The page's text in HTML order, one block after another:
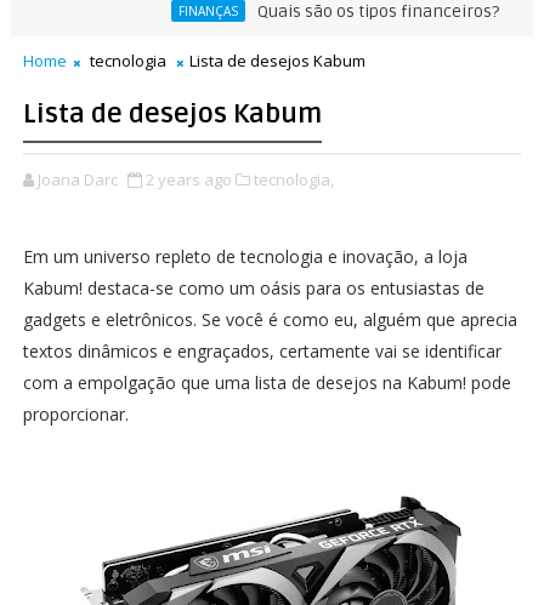
FINANÇAS Quais são os tipos financeiros?
Home tecnologia Lista de desejos Kabum
Lista de desejos Kabum
Joana Darc 2 years ago tecnologia,
Em um universo repleto de tecnologia e inovação, a loja
Kabum! destaca-se como um oásis para os entusiastas de
gadgets e eletrônicos. Se você é como eu, alguém que aprecia
textos dinâmicos e engraçados, certamente vai se identificar
com a empolgação que uma lista de desejos na Kabum! pode
proporcionar.